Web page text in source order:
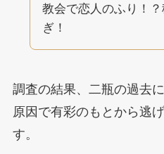
教会で恋人のふり！
ぎ！
調査の結果、二瓶の過去
原因で有彩のもとから逃
す。